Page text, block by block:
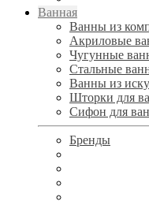
Ванная
Ванны из
Акриловые
Чугунные
Стальные
Ванны из
Шторки для
Сифон для
Бренды